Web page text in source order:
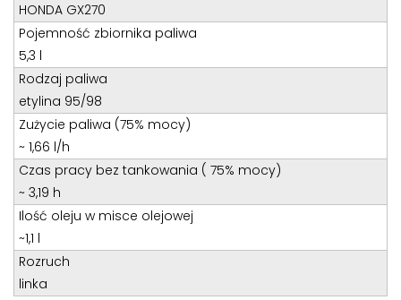
HONDA GX270
Pojemność zbiornika paliwa
5,3 l
Rodzaj paliwa
etylina 95/98
Zużycie paliwa (75% mocy)
~ 1,66 l/h
Czas pracy bez tankowania ( 75% mocy)
~ 3,19 h
Ilość oleju w misce olejowej
~1,1 l
Rozruch
linka